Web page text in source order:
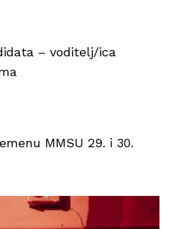
– voditelj/ica
MMSU 29. i 30.